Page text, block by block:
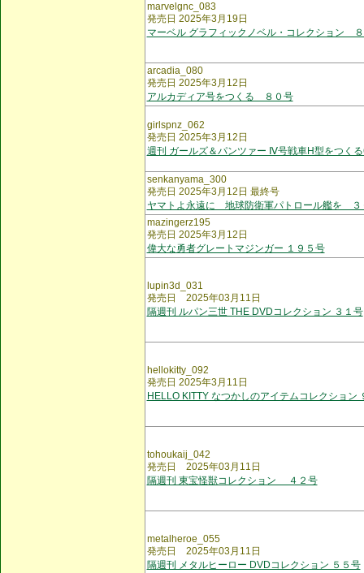
marvelgnc_083
発売日 2025年3月19日
マーベル グラフィックノベル・コレクション
arcadia_080
発売日 2025年3月12日
アルカディア号をつくる ８０号
girlspnz_062
発売日 2025年3月12日
週刊 ガールズ＆パンツァー Ⅳ号戦車H型をつく
senkanyama_300
発売日 2025年3月12日 最終号
ヤマトよ永遠に 地球防衛軍パトロール艦を ３
mazingerz195
発売日 2025年3月12日
偉大な勇者グレートマジンガー １９５号
lupin3d_031
発売日 2025年03月11日
隔週刊 ルパン三世 THE DVDコレクション ３１号
hellokitty_092
発売日 2025年3月11日
HELLO KITTY なつかしのアイテムコレクション
tohoukaij_042
発売日 2025年03月11日
隔週刊 東宝怪獣コレクション ４２号
metalheroe_055
発売日 2025年03月11日
隔週刊 メタルヒーロー DVDコレクション ５５号